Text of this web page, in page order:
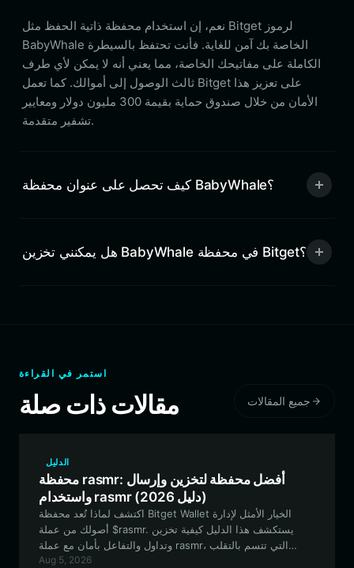
نعم، إن استخدام محفظة ذاتية الحفظ مثل Bitget لرموز
BabyWhale الخاصة بك آمن للغاية. فأنت تحتفظ بالسيطرة
الكاملة على مفاتيحك الخاصة، مما يعني أنه لا يمكن لأي طرف
ثالث الوصول إلى أموالك. كما تعمل Bitget على تعزيز هذا
الأمان من خلال صندوق حماية بقيمة 300 مليون دولار ومعايير
تشفير متقدمة.
كيف تحصل على عنوان محفظة BabyWhale؟
هل يمكنني تخزين BabyWhale في محفظة Bitget؟
استمر في القراءة
مقالات ذات صلة جميع المقالات
الدليل
محفظة rasmr: أفضل محفظة لتخزين وإرسال
واستخدام rasmr (دليل 2026)
اكتشف لماذا تُعد محفظة Bitget Wallet الخيار الأمثل لإدارة
أصولك من عملة $rasmr. يستكشف هذا الدليل كيفية تخزين
وتداول والتفاعل بأمان مع عملة rasmr، التي تتسم بالتقلب
Aug 5, 2026